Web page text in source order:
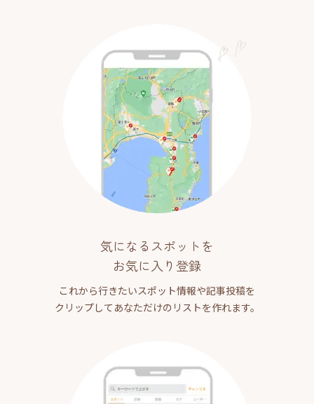
気になるスポットを
お気に入り登録
これから行きたいスポット情報や記事投稿を
クリップしてあなただけのリストを作れます。